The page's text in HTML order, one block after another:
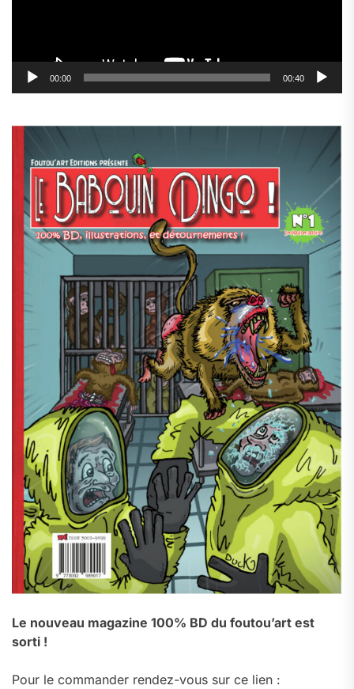
00:00 00:40
Le nouveau magazine 100% BD du foutou’art est
sorti !
Pour le commander rendez-vous sur ce lien :